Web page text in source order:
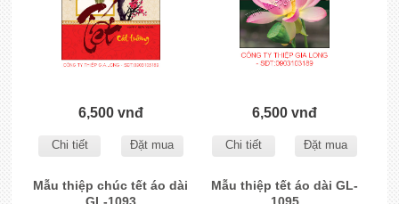
6,500 vnđ
Chi tiết Đặt mua
6,500 vnđ
Chi tiết Đặt mua
Mẫu thiệp chúc tết áo dài
Mẫu thiệp tết áo dài GL-